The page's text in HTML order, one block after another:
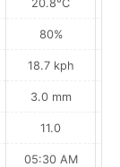
20.8°C
80%
18.7 kph
3.0 mm
11.0
05:30 AM